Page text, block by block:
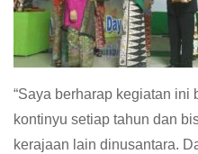
“Saya berharap kegiatan ini
kontinyu setiap tahun dan
kerajaan lain dinusantara.